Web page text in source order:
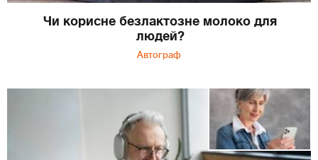
Чи корисне безлактозне молоко для
людей?
Автограф